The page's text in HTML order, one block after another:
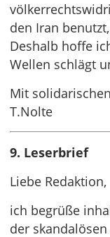
den Iran
Deshalb hoffe
Wellen schlägt
Mit
T.Nolte
9. Leserbrief
Liebe Redaktion,
ich begrüße
der